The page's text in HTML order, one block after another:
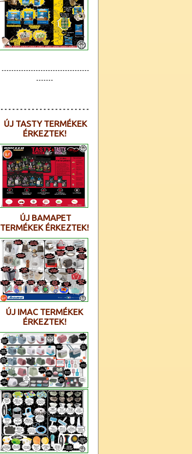
------------------------------------
-------
- - - - - - - - - - - - - - - - - - - - - - -
ÚJ TASTY TERMÉKEK
ÉRKEZTEK!
ÚJ BAMAPET
TERMÉKEK ÉRKEZTEK!
ÚJ IMAC TERMÉKEK
ÉRKEZTEK!